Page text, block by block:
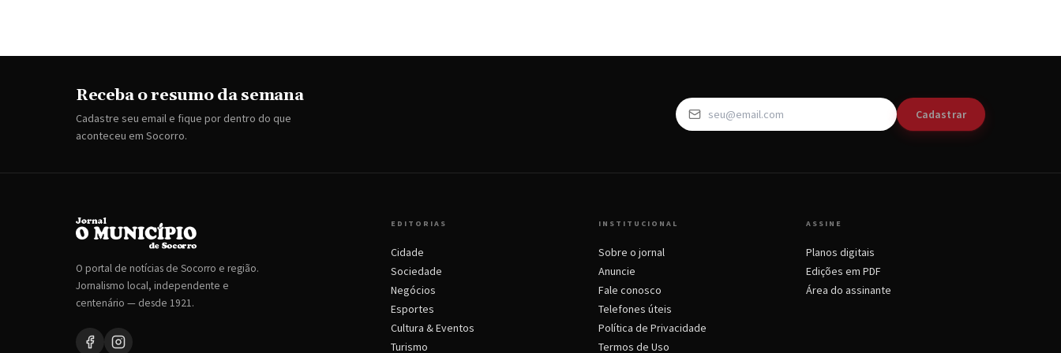
Receba o resumo da semana
Cadastre seu email e fique por dentro do que
aconteceu em Socorro.
Cadastrar
O portal de notícias de Socorro e região.
Jornalismo local, independente e
centenário — desde 1921.
EDITORIAS
Cidade
Sociedade
Negócios
Esportes
Cultura & Eventos
Turismo
INSTITUCIONAL
Sobre o jornal
Anuncie
Fale conosco
Telefones úteis
Política de Privacidade
Termos de Uso
ASSINE
Planos digitais
Edições em PDF
Área do assinante